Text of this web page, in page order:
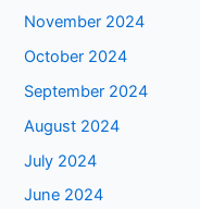
November 2024
October 2024
September 2024
August 2024
July 2024
June 2024